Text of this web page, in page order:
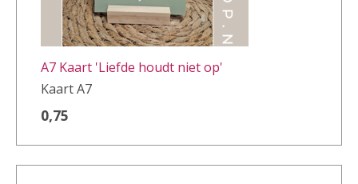
A7 Kaart 'Liefde houdt niet op'
Kaart A7
0,75